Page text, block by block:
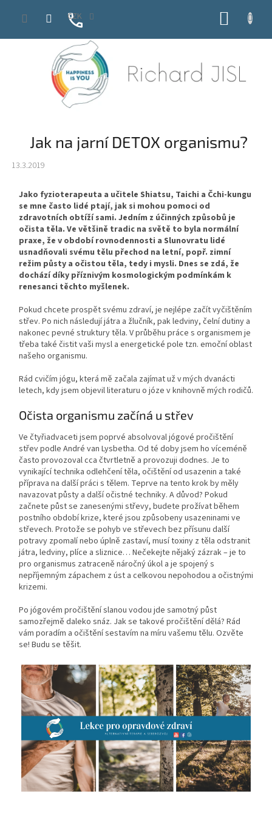
CZK
Jak na jarní DETOX organismu?
13.3.2019
Jako fyzioterapeuta a učitele Shiatsu, Taichi a Čchi-kungu
se mne často lidé ptají, jak si mohou pomoci od
zdravotních obtíží sami. Jedním z účinných způsobů je
očista těla. Ve většině tradic na světě to byla normální
praxe, že v období rovnodennosti a Slunovratu lidé
usnadňovali svému tělu přechod na letní, popř. zimní
režim půsty a očistou těla, tedy i mysli. Dnes se zdá, že
dochází díky příznivým kosmologickým podmínkám k
renesanci těchto myšlenek.
Pokud chcete prospět svému zdraví, je nejlépe začít vyčištěním
střev. Po nich následují játra a žlučník, pak ledviny, čelní dutiny a
nakonec pevné struktury těla. V průběhu práce s organismem je
třeba také čistit vaši mysl a energetické pole tzn. emoční oblast
našeho organismu.
Rád cvičím jógu, která mě začala zajímat už v mých dvanácti
letech, kdy jsem objevil literaturu o józe v knihovně mých rodičů.
Očista organismu začíná u střev
Ve čtyřiadvaceti jsem poprvé absolvoval jógové pročištění
střev podle André van Lysbetha. Od té doby jsem ho víceméně
často provozoval cca čtvrtletně a provozuji dodnes. Je to
vynikající technika odlehčení těla, očištění od usazenin a také
příprava na další práci s tělem. Teprve na tento krok by měly
navazovat půsty a další očistné techniky. A důvod? Pokud
začnete půst se zanesenými střevy, budete prožívat během
postního období krize, které jsou způsobeny usazeninami ve
střevech. Protože se pohyb ve střevech bez přísunu další
potravy zpomalí nebo úplně zastaví, musí toxiny z těla odstranit
játra, ledviny, plíce a sliznice… Nečekejte nějaký zázrak – je to
pro organismus zatraceně náročný úkol a je spojený s
nepříjemným zápachem z úst a celkovou nepohodou a očistnými
krizemi.
Po jógovém pročištění slanou vodou jde samotný půst
samozřejmě daleko snáz. Jak se takové pročištění dělá? Rád
vám poradím a očištění sestavím na míru vašemu tělu. Ozvěte
se! Budu se těšit.